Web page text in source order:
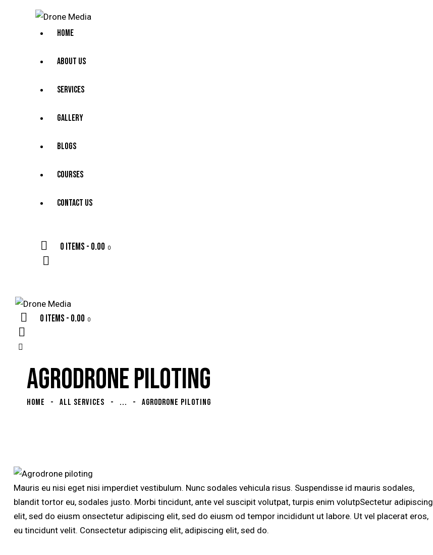
HOME
ABOUT US
SERVICES
GALLERY
BLOGS
COURSES
CONTACT US
0 items - ₹0.00 0
0 items - ₹0.00 0
AGRODRONE PILOTING
HOME ALL SERVICES ... AGRODRONE PILOTING
Mauris eu nisi eget nisi imperdiet vestibulum. Nunc sodales vehicula risus. Suspendisse id mauris sodales,
blandit tortor eu, sodales justo. Morbi tincidunt, ante vel suscipit volutpat, turpis enim volutpSectetur adipiscing
elit, sed do eiusm onsectetur adipiscing elit, sed do eiusm od tempor incididunt ut labore. Ut vel placerat eros,
eu tincidunt velit. Consectetur adipiscing elit, adipiscing elit, sed do.